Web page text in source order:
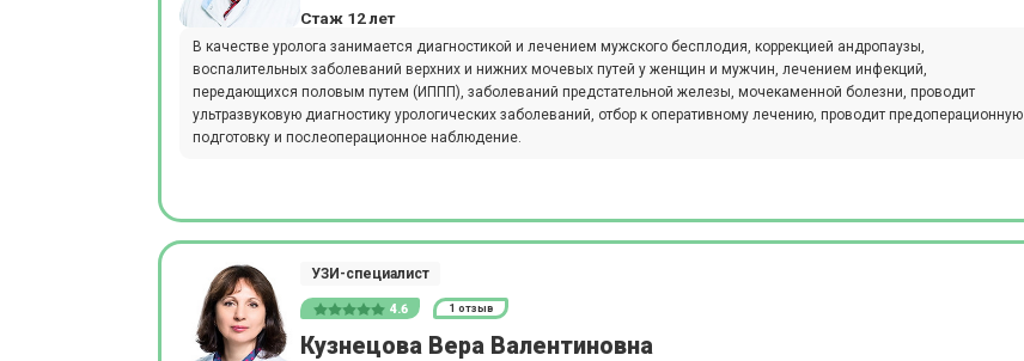
Стаж 12 лет
В качестве уролога занимается диагностикой и лечением мужского бесплодия, коррекцией андропаузы,
воспалительных заболеваний верхних и нижних мочевых путей у женщин и мужчин, лечением инфекций,
передающихся половым путем (ИППП), заболеваний предстательной железы, мочекаменной болезни, проводит
ультразвуковую диагностику урологических заболеваний, отбор к оперативному лечению, проводит предоперационную
подготовку и послеоперационное наблюдение.
УЗИ-специалист
4.6 1 отзыв
Кузнецова Вера Валентиновна